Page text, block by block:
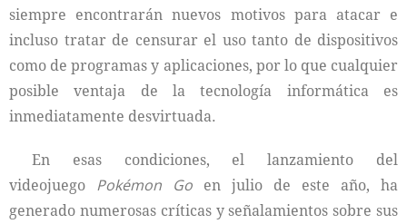
siempre encontrarán nuevos motivos para atacar e
incluso tratar de censurar el uso tanto de dispositivos
como de programas y aplicaciones, por lo que cualquier
posible ventaja de la tecnología informática es
inmediatamente desvirtuada.
En esas condiciones, el lanzamiento del
videojuego Pokémon Go en julio de este año, ha
generado numerosas críticas y señalamientos sobre sus